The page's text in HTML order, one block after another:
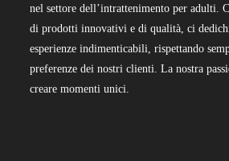
nel settore dell’intrattenimento per adulti.
di prodotti innovativi e di qualità, ci
esperienze indimenticabili, rispettando
preferenze dei nostri clienti. La nostra
creare momenti unici.